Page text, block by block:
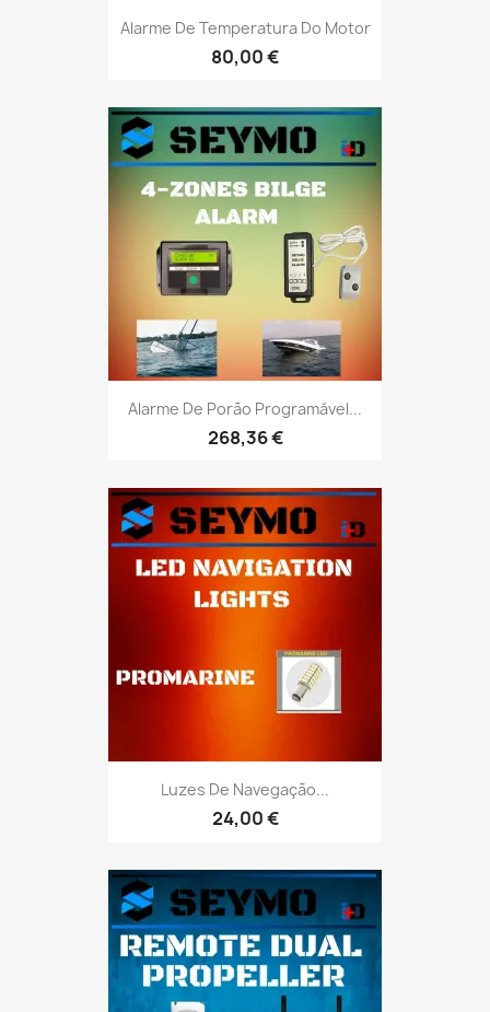
Alarme De Temperatura Do Motor
80,00 €
Alarme De Porão Programável...
268,36 €
Luzes De Navegação...
24,00 €